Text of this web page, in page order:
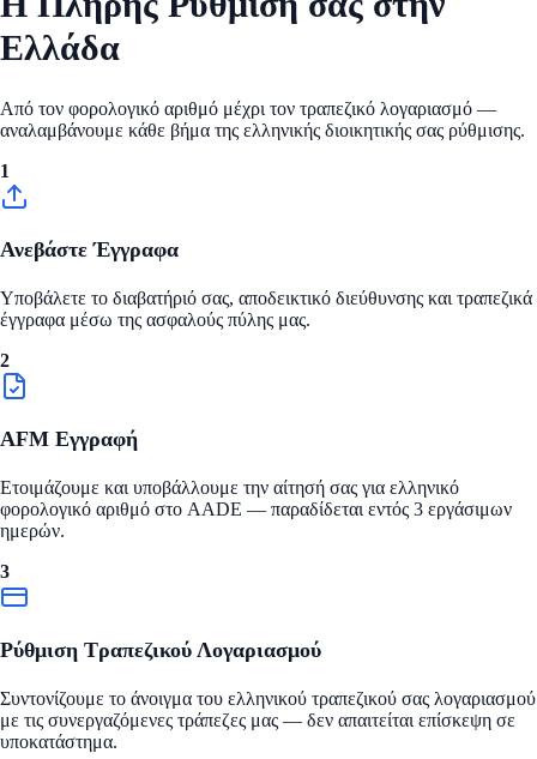
Ελλάδα
Από τον φορολογικό αριθμό μέχρι τον τραπεζικό λογαριασμό —
αναλαμβάνουμε κάθε βήμα της ελληνικής διοικητικής σας ρύθμισης.
1
Ανεβάστε Έγγραφα
Υποβάλετε το διαβατήριό σας, αποδεικτικό διεύθυνσης και τραπεζικά
έγγραφα μέσω της ασφαλούς πύλης μας.
2
AFM Εγγραφή
Ετοιμάζουμε και υποβάλλουμε την αίτησή σας για ελληνικό
φορολογικό αριθμό στο AADE — παραδίδεται εντός 3 εργάσιμων
ημερών.
3
Ρύθμιση Τραπεζικού Λογαριασμού
Συντονίζουμε το άνοιγμα του ελληνικού τραπεζικού σας λογαριασμού
με τις συνεργαζόμενες τράπεζες μας — δεν απαιτείται επίσκεψη σε
υποκατάστημα.